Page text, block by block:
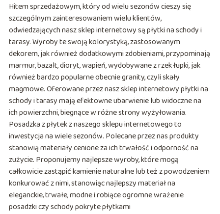
Hitem sprzedażowym, który od wielu sezonów cieszy się
szczególnym zainteresowaniem wielu klientów,
odwiedzających nasz sklep internetowy są płytki na schody i
tarasy. Wyroby te swoją kolorystyką, zastosowanym
dekorem, jak również dodatkowymi zdobieniami, przypominają
marmur, bazalt, dioryt, wapień, wydobywane z rzek łupki, jak
również bardzo popularne obecnie granity, czyli skały
magmowe. Oferowane przez nasz sklep internetowy płytki na
schody i tarasy mają efektowne ubarwienie lub widoczne na
ich powierzchni, biegnące w różne strony wyżyłowania.
Posadzka z płytek z naszego sklepu internetowego to
inwestycja na wiele sezonów. Polecane przez nas produkty
stanowią materiały cenione za ich trwałość i odporność na
zużycie. Proponujemy najlepsze wyroby, które mogą
całkowicie zastąpić kamienie naturalne lub też z powodzeniem
konkurować z nimi, stanowiąc najlepszy materiał na
eleganckie, trwałe, modne i robiące ogromne wrażenie
posadzki czy schody pokryte płytkami